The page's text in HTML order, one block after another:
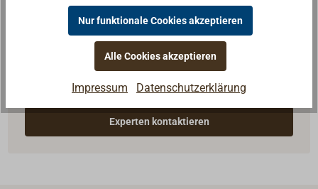
Fragen zum Artikel?
Reden Sie mit Handwerkern, Bootsbauern und
Seglerinnen. Wir verstehen Ihre Fragen und geben die
passende Antwort.
Experten kontaktieren
Nur funktionale Cookies akzeptieren
Alle Cookies akzeptieren
Impressum Datenschutzerklärung